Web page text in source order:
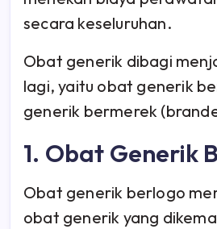
secara keseluruhan.
Obat generik dibagi
lagi, yaitu obat generik
generik bermerek
1. Obat Generik
Obat generik berlogo
obat generik yang